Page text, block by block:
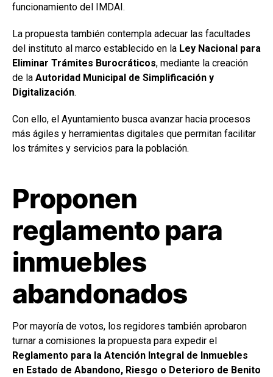
funcionamiento del IMDAI.
La propuesta también contempla adecuar las facultades
del instituto al marco establecido en la Ley Nacional para
Eliminar Trámites Burocráticos, mediante la creación
de la Autoridad Municipal de Simplificación y
Digitalización.
Con ello, el Ayuntamiento busca avanzar hacia procesos
más ágiles y herramientas digitales que permitan facilitar
los trámites y servicios para la población.
Proponen
reglamento para
inmuebles
abandonados
Por mayoría de votos, los regidores también aprobaron
turnar a comisiones la propuesta para expedir el
Reglamento para la Atención Integral de Inmuebles
en Estado de Abandono, Riesgo o Deterioro de Benito